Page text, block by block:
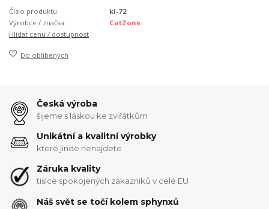
Číslo produktu:
kl-72
Výrobce / značka:
CatZone
Hlídat cenu / dostupnost
Do oblíbených
Česká výroba
šijeme s láskou ke zvířátkům
Unikátní a kvalitní výrobky
které jinde nenajdete
Záruka kvality
tisíce spokojených zákazníků v celé EU
Náš svět se točí kolem sphynxů